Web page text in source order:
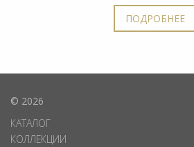
ПОДРОБНЕЕ
© 2026
КАТАЛОГ
КОЛЛЕКЦИИ